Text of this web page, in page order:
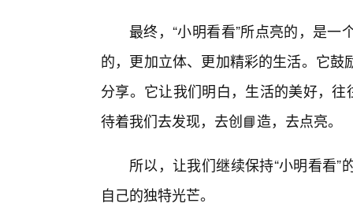
最终，“小明看看”所点亮的，是
的，更加立体、更加精彩的生活。它
分享。它让我们明白，生活的美好，
待着我们去发现，去创📘造，去点亮。
所以，让我们继续保持“小明看看
自己的独特光芒。